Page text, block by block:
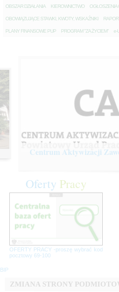
OBSZAR DZIAŁANIA KIEROWNICTWO OGŁOSZENIA
OBOWIĄZUJĄCE STAWKI, KWOTY, WSKAŹNIKI R
PLANY FINANSOWE PUP PROGRAM "ZA ŻYCIEM" e-
Centrum Aktywizacji
Oferty Pracy
OFERTY PRACY -proszę wybrać kod
pocztowy 69-100
BIP
ZMIANA STRONY